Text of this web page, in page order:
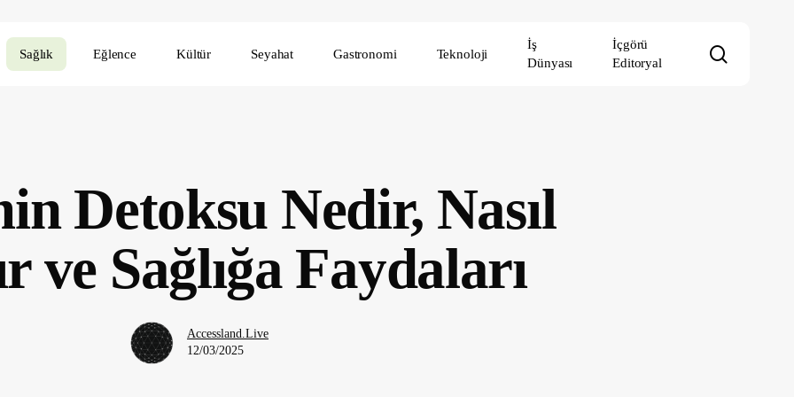
Sağlık Eğlence Kültür Seyahat Gastronomi Teknoloji
İş
Dünyası
İçgörü
Editoryal
Detoksu Nedir, Nasıl
ve Sağlığa Faydaları
Accessland.Live
12/03/2025